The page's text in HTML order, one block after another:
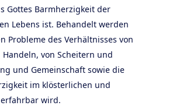
Gottes Barmherzigkeit der
Lebens ist. Behandelt werden
Probleme des Verhältnisses von
von Scheitern und
und Gemeinschaft sowie die
im klösterlichen und
wird.